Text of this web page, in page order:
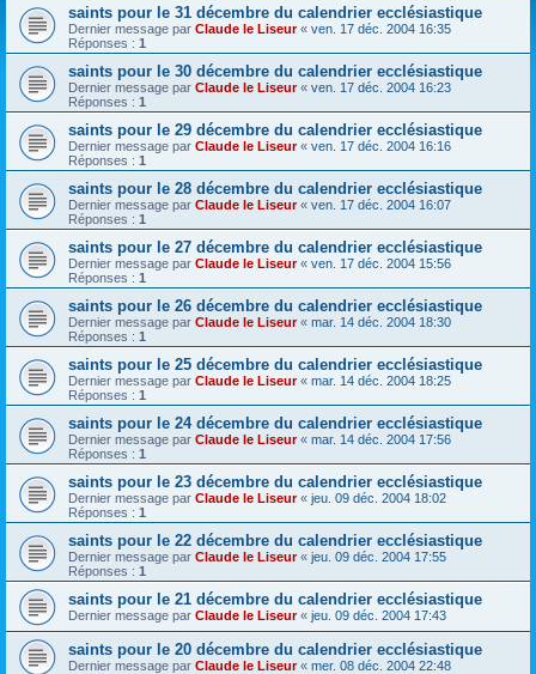
saints pour le 31 décembre du calendrier ecclésiastique
Dernier message par Claude le Liseur« ven. 17 déc. 2004 16:35
Réponses : 1
saints pour le 30 décembre du calendrier ecclésiastique
Dernier message par Claude le Liseur« ven. 17 déc. 2004 16:23
Réponses : 1
saints pour le 29 décembre du calendrier ecclésiastique
Dernier message par Claude le Liseur« ven. 17 déc. 2004 16:16
Réponses : 1
saints pour le 28 décembre du calendrier ecclésiastique
Dernier message par Claude le Liseur« ven. 17 déc. 2004 16:07
Réponses : 1
saints pour le 27 décembre du calendrier ecclésiastique
Dernier message par Claude le Liseur« ven. 17 déc. 2004 15:56
Réponses : 1
saints pour le 26 décembre du calendrier ecclésiastique
Dernier message par Claude le Liseur« mar. 14 déc. 2004 18:30
Réponses : 1
saints pour le 25 décembre du calendrier ecclésiastique
Dernier message par Claude le Liseur« mar. 14 déc. 2004 18:25
Réponses : 1
saints pour le 24 décembre du calendrier ecclésiastique
Dernier message par Claude le Liseur« mar. 14 déc. 2004 17:56
Réponses : 1
saints pour le 23 décembre du calendrier ecclésiastique
Dernier message par Claude le Liseur« jeu. 09 déc. 2004 18:02
Réponses : 1
saints pour le 22 décembre du calendrier ecclésiastique
Dernier message par Claude le Liseur« jeu. 09 déc. 2004 17:55
Réponses : 1
saints pour le 21 décembre du calendrier ecclésiastique
Dernier message par Claude le Liseur« jeu. 09 déc. 2004 17:43
saints pour le 20 décembre du calendrier ecclésiastique
Dernier message par Claude le Liseur« mer. 08 déc. 2004 22:48